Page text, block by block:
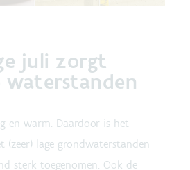
juli zorgt
waterstanden
en warm. Daardoor is het
(zeer) lage grondwaterstanden
sterk toegenomen. Ook de